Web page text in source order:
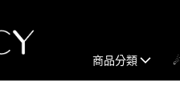
商品分類